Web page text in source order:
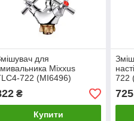
для
Mixxus
722 (MI6496)
₴
Купити
722
725